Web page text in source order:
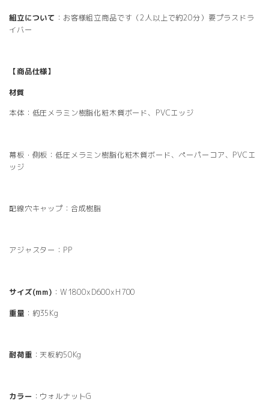
組立について ：お客様組立商品です（2人以上で約20分）要プラスドラ
イバー
【商品仕様】
材質
本体：低圧メラミン樹脂化粧木質ボード、PVCエッジ
幕板・側板：低圧メラミン樹脂化粧木質ボード、ペーパーコア、PVCエ
ッジ
配線穴キャップ：合成樹脂
アジャスター：PP
サイズ(mm) ：W1800xD600xH700
重量 ：約35Kg
耐荷重 ：天板約50Kg
カラー ：ウォルナットG